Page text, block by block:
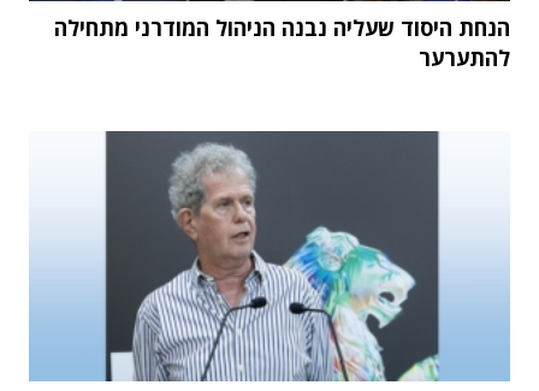
הנחת היסוד שעליה נבנה הניהול המודרני מתחילה
להתערער